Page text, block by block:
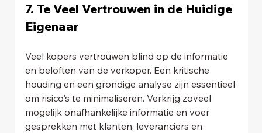
7. Te Veel Vertrouwen in de Huidige
Eigenaar
Veel kopers vertrouwen blind op de informatie
en beloften van de verkoper. Een kritische
houding en een grondige analyse zijn essentieel
om risico's te minimaliseren. Verkrijg zoveel
mogelijk onafhankelijke informatie en voer
gesprekken met klanten, leveranciers en